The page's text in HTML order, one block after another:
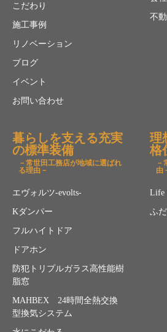
こだわり
施工事例
リノベーション
ブログ
イベント
お問い合わせ
不
暮らしを支える充実
の標準装備
－常世田工務店が地域に選ばれ
る理由－
エヴォルツ-evolts-
Kダンパー
フルハイトドア
ドアホン
防犯トリプルガラス高性能樹
脂窓
MAHBEX 24時間全熱交換
型換気システム
理
格
－
由
Life
ふ